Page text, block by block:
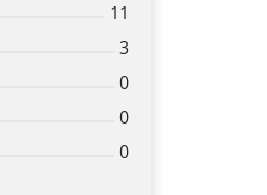
11
3
0
0
0